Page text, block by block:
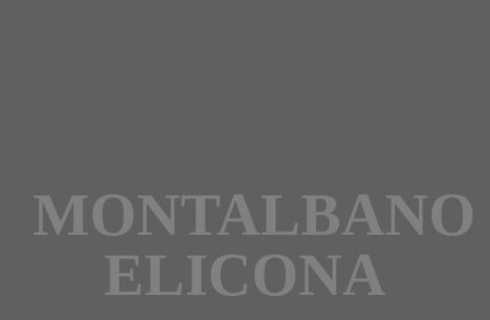
MONTALBANO
ELICONA